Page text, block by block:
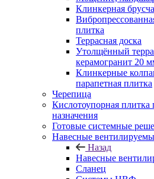
Клинкерная
плитка
Террасная доска
Утолщённый
керамогранит 20
Клинкерные
парапетная плитка
Черепица
Кислотоупорная
назначения
Готовые системные
Навесные
Назад
Навесные
Сланец